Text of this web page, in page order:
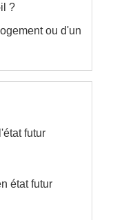
?
ou d'un
futur
état futur